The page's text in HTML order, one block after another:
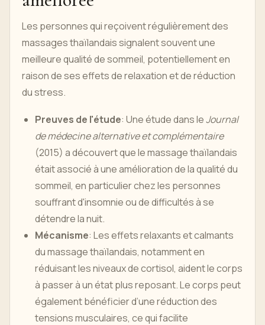
Les personnes qui reçoivent régulièrement des
massages thaïlandais signalent souvent une
meilleure qualité de sommeil, potentiellement en
raison de ses effets de relaxation et de réduction
du stress.
Preuves de l'étude: Une étude dans leJournal
de médecine alternative et complémentaire
(2015) a découvert que le massage thaïlandais
était associé à une amélioration de la qualité du
sommeil, en particulier chez les personnes
souffrant d'insomnie ou de difficultés à se
détendre la nuit.
Mécanisme: Les effets relaxants et calmants
du massage thaïlandais, notamment en
réduisant les niveaux de cortisol, aident le corps
à passer à un état plus reposant. Le corps peut
également bénéficier d’une réduction des
tensions musculaires, ce qui facilite